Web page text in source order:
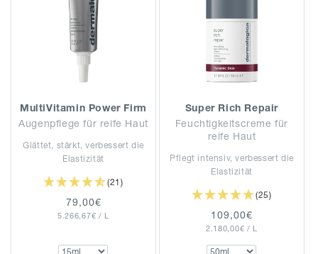
MultiVitamin Power Firm
Augenpflege für reife Haut
Glättet, stärkt, verbessert die
Elastizität
(21)
Normaler
Preis
79,00€
GRUNDPREIS
5.266,67€ / PRO
L
Super Rich Repair
Feuchtigkeitscreme für
reife Haut
Pflegt intensiv, verbessert die
Elastizität
(25)
Normaler
Preis
109,00€
GRUNDPREIS
2.180,00€ / PRO
L